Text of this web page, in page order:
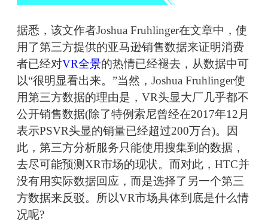
据悉，该文作者Joshua Fruhlinger在文章中，使
用了第三方提供的亚马逊销售数据来证明消费
者已经对VR全景的热情已经褪去，从数据中可
以“很明显看出来。”当然，Joshua Fruhlinger使
用第三方数据的理由是，VR头显大厂几乎都不
公开销售数据(除了特例索尼曾经在2017年12月
表示PSVR头显的销量已经超过200万台)。因
此，第三方分析服务只能使用搜集到的数据，
去尽可能预测XR市场的现状。而对此，HTC并
没有用实际数据回应，而是选择了另一个第三
方数据来反驳。所以VR市场具体到底是什么情
况呢?